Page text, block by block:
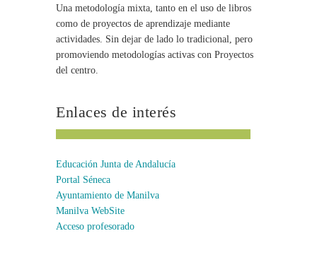
Una metodología mixta, tanto en el uso de libros
como de proyectos de aprendizaje mediante
actividades. Sin dejar de lado lo tradicional, pero
promoviendo metodologías activas con Proyectos
del centro.
Enlaces de interés
Educación Junta de Andalucía
Portal Séneca
Ayuntamiento de Manilva
Manilva WebSite
Acceso profesorado